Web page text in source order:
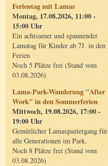
Ferientag mit Lamas
Montag, 17.08.2026, 11:00 -
15:00 Uhr
Ein achtsamer und spannender
Lamatag für Kinder ab 7J. in den
Ferien
Noch 5 Plätze frei (Stand vom
03.08.2026)
Lama-Park-Wanderung "After
Work" in den Sommerferien
Mittwoch, 19.08.2026, 17:00 -
19:00 Uhr
Gemütlicher Lamaspaziergang für
alle Generationen im Park.
Noch 8 Plätze frei (Stand vom
03.08.2026)